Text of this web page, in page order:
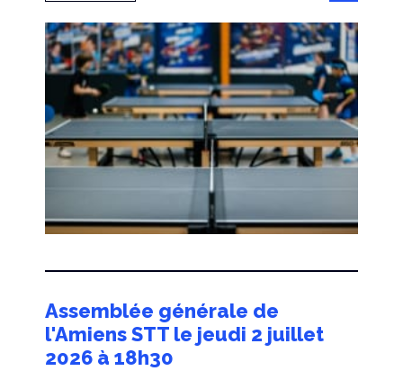
Assemblée générale de
l'Amiens STT le jeudi 2 juillet
2026 à 18h30